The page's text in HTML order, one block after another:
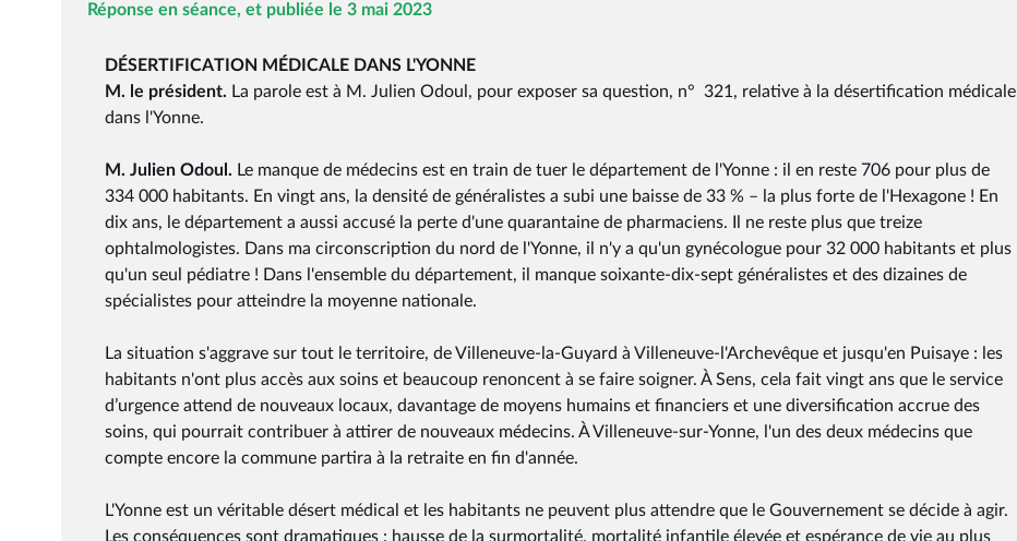
Réponse en séance, et publiée le 3 mai 2023
DÉSERTIFICATION MÉDICALE DANS L'YONNE
M. le président. La parole est à M. Julien Odoul, pour exposer sa question, n° 321, relative à la désertification médicale
dans l'Yonne.
M. Julien Odoul. Le manque de médecins est en train de tuer le département de l'Yonne : il en reste 706 pour plus de
334 000 habitants. En vingt ans, la densité de généralistes a subi une baisse de 33 % – la plus forte de l'Hexagone ! En
dix ans, le département a aussi accusé la perte d'une quarantaine de pharmaciens. Il ne reste plus que treize
ophtalmologistes. Dans ma circonscription du nord de l'Yonne, il n'y a qu'un gynécologue pour 32 000 habitants et plus
qu'un seul pédiatre ! Dans l'ensemble du département, il manque soixante-dix-sept généralistes et des dizaines de
spécialistes pour atteindre la moyenne nationale.
La situation s'aggrave sur tout le territoire, de Villeneuve-la-Guyard à Villeneuve-l'Archevêque et jusqu'en Puisaye : les
habitants n'ont plus accès aux soins et beaucoup renoncent à se faire soigner. À Sens, cela fait vingt ans que le service
d’urgence attend de nouveaux locaux, davantage de moyens humains et financiers et une diversification accrue des
soins, qui pourrait contribuer à attirer de nouveaux médecins. À Villeneuve-sur-Yonne, l'un des deux médecins que
compte encore la commune partira à la retraite en fin d'année.
L'Yonne est un véritable désert médical et les habitants ne peuvent plus attendre que le Gouvernement se décide à agir.
Les conséquences sont dramatiques : hausse de la surmortalité, mortalité infantile élevée et espérance de vie au plus